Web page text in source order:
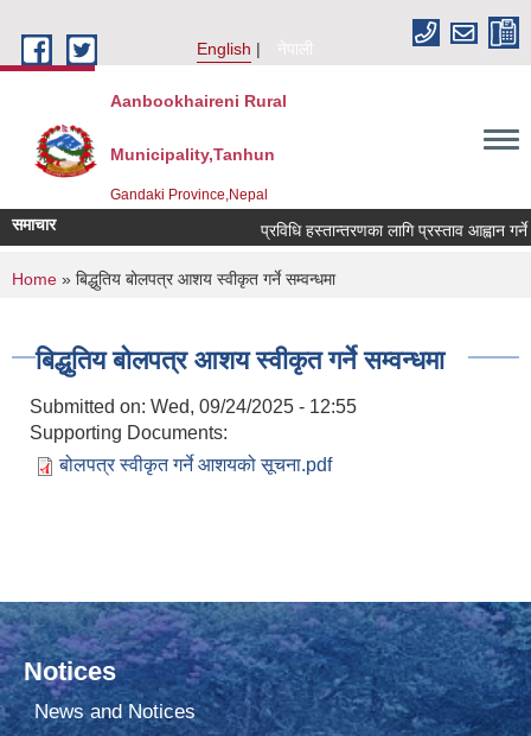
English
नेपाली
Aanbookhaireni Rural
Municipality,Tanhun
Gandaki Province,Nepal
समाचार प्रविधि हस्तान्तरणका लागि प्रस्ताव आह्वान गर्ने
You are here
Home » बिद्धुतिय बोलपत्र आशय स्वीकृत गर्ने सम्वन्धमा
बिद्धुतिय बोलपत्र आशय स्वीकृत गर्ने सम्वन्धमा
Submitted on: Wed, 09/24/2025 - 12:55
Supporting Documents:
बोलपत्र स्वीकृत गर्ने आशयको सूचना.pdf
Notices
News and Notices